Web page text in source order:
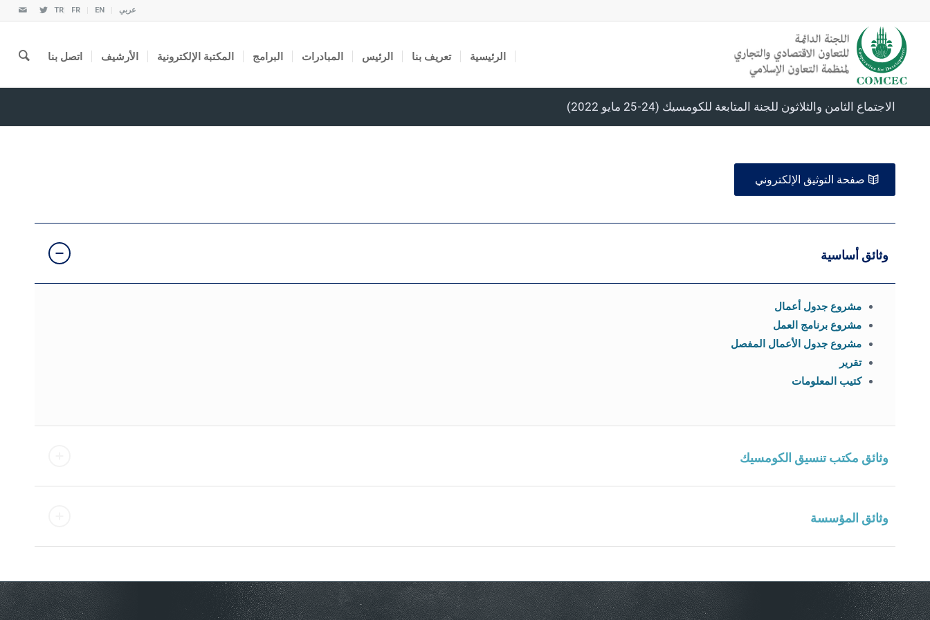
عربي EN
FR
TR
الرئيسية تعريف بنا الرئيس المبادرات البرامج المكتبة الإلكترونية الأرشيف اتصل بنا
الاجتماع الثامن والثلاثون للجنة المتابعة للكومسيك (24-25 مايو 2022)
صفحة التوثيق الإلكتروني
وثائق أساسية
مشروع جدول أعمال
مشروع برنامج العمل
مشروع جدول الأعمال المفصل
تقرير
كتيب المعلومات
وثائق مكتب تنسيق الكومسيك
وثائق المؤسسة